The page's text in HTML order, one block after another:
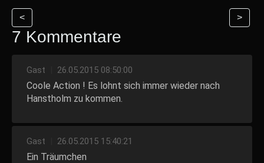
< >
7 Kommentare
Gast 26.05.2015 08:50:00
Coole Action ! Es lohnt sich immer wieder nach
Hanstholm zu kommen.
Gast 26.05.2015 15:40:21
Ein Träumchen